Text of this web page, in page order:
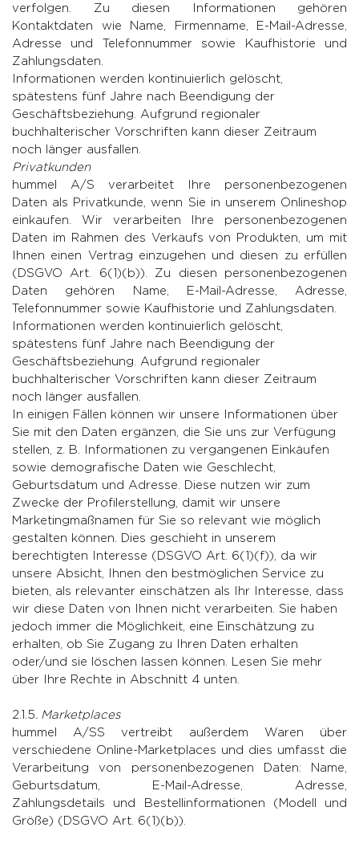
verfolgen. Zu diesen Informationen gehören
Kontaktdaten wie Name, Firmenname, E-Mail-Adresse,
Adresse und Telefonnummer sowie Kaufhistorie und
Zahlungsdaten.
Informationen werden kontinuierlich gelöscht,
spätestens fünf Jahre nach Beendigung der
Geschäftsbeziehung. Aufgrund regionaler
buchhalterischer Vorschriften kann dieser Zeitraum
noch länger ausfallen.
Privatkunden
hummel A/S verarbeitet Ihre personenbezogenen
Daten als Privatkunde, wenn Sie in unserem Onlineshop
einkaufen. Wir verarbeiten Ihre personenbezogenen
Daten im Rahmen des Verkaufs von Produkten, um mit
Ihnen einen Vertrag einzugehen und diesen zu erfüllen
(DSGVO Art. 6(1)(b)). Zu diesen personenbezogenen
Daten gehören Name, E-Mail-Adresse, Adresse,
Telefonnummer sowie Kaufhistorie und Zahlungsdaten.
Informationen werden kontinuierlich gelöscht,
spätestens fünf Jahre nach Beendigung der
Geschäftsbeziehung. Aufgrund regionaler
buchhalterischer Vorschriften kann dieser Zeitraum
noch länger ausfallen.
In einigen Fällen können wir unsere Informationen über
Sie mit den Daten ergänzen, die Sie uns zur Verfügung
stellen, z. B. Informationen zu vergangenen Einkäufen
sowie demografische Daten wie Geschlecht,
Geburtsdatum und Adresse. Diese nutzen wir zum
Zwecke der Profilerstellung, damit wir unsere
Marketingmaßnamen für Sie so relevant wie möglich
gestalten können. Dies geschieht in unserem
berechtigten Interesse (DSGVO Art. 6(1)(f)), da wir
unsere Absicht, Ihnen den bestmöglichen Service zu
bieten, als relevanter einschätzen als Ihr Interesse, dass
wir diese Daten von Ihnen nicht verarbeiten. Sie haben
jedoch immer die Möglichkeit, eine Einschätzung zu
erhalten, ob Sie Zugang zu Ihren Daten erhalten
oder/und sie löschen lassen können. Lesen Sie mehr
über Ihre Rechte in Abschnitt 4 unten.
2.1.5. Marketplaces
hummel A/SS vertreibt außerdem Waren über
verschiedene Online-Marketplaces und dies umfasst die
Verarbeitung von personenbezogenen Daten: Name,
Geburtsdatum, E-Mail-Adresse, Adresse,
Zahlungsdetails und Bestellinformationen (Modell und
Größe) (DSGVO Art. 6(1)(b)).